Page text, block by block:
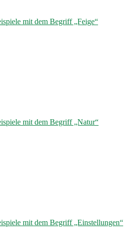
mit dem Begriff „Feige“
mit dem Begriff „Natur“
mit dem Begriff „Einstellungen“